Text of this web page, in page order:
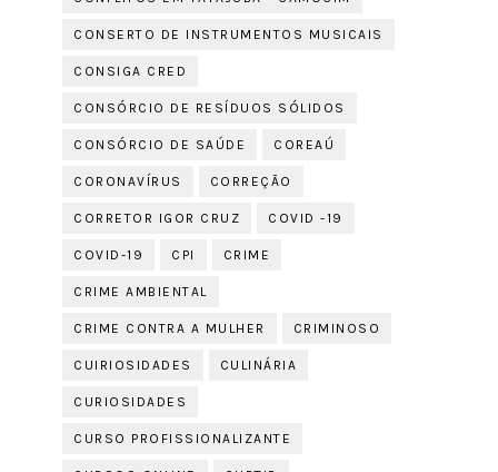
CONSERTO DE INSTRUMENTOS MUSICAIS
CONSIGA CRED
CONSÓRCIO DE RESÍDUOS SÓLIDOS
CONSÓRCIO DE SAÚDE COREAÚ
CORONAVÍRUS CORREÇÃO
CORRETOR IGOR CRUZ COVID -19
COVID-19 CPI CRIME
CRIME AMBIENTAL
CRIME CONTRA A MULHER CRIMINOSO
CUIRIOSIDADES CULINÁRIA
CURIOSIDADES
CURSO PROFISSIONALIZANTE